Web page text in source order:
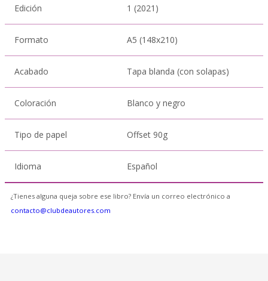
Edición 1 (2021)
Formato A5 (148x210)
Acabado Tapa blanda (con solapas)
Coloración Blanco y negro
Tipo de papel Offset 90g
Idioma Español
¿Tienes alguna queja sobre ese libro? Envía un correo electrónico a
contacto@clubdeautores.com